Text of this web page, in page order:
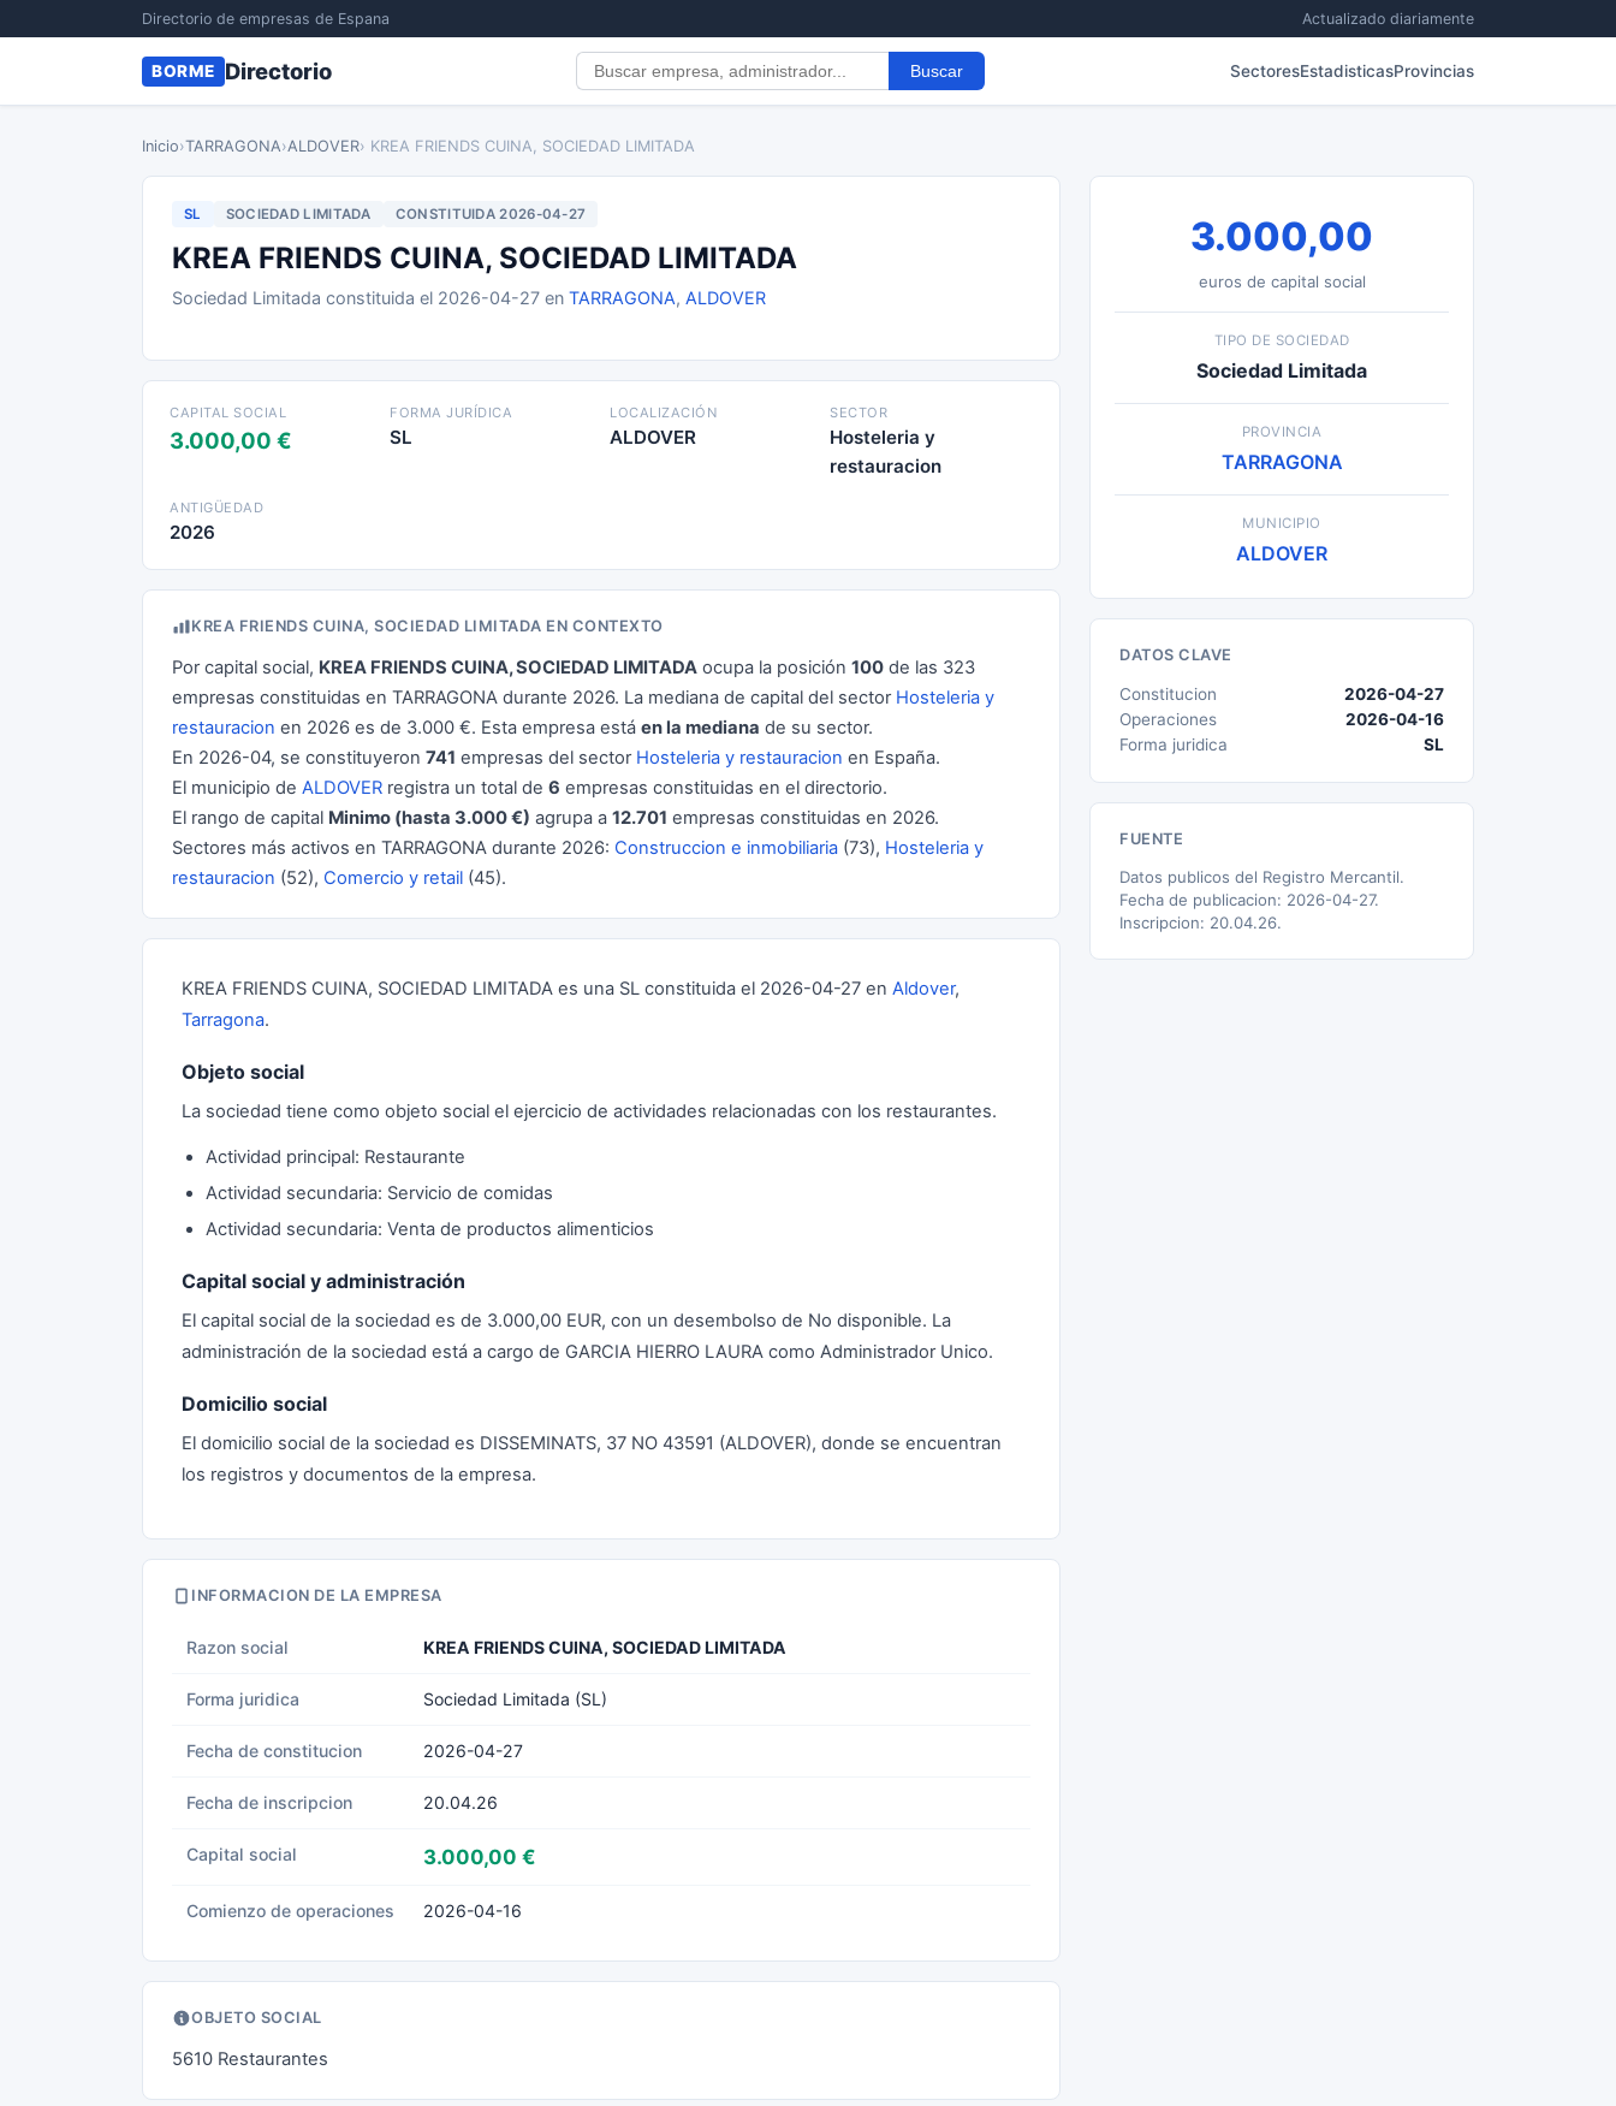
Directorio de empresas de Espana Actualizado diariamente
BORME Directorio Buscar SectoresEstadisticasProvincias
Inicio›TARRAGONA›ALDOVER› KREA FRIENDS CUINA, SOCIEDAD LIMITADA
SL SOCIEDAD LIMITADA CONSTITUIDA 2026-04-27
KREA FRIENDS CUINA, SOCIEDAD LIMITADA
Sociedad Limitada constituida el 2026-04-27 en TARRAGONA, ALDOVER
CAPITAL SOCIAL
3.000,00 €
FORMA JURÍDICA
SL
LOCALIZACIÓN
ALDOVER
SECTOR
Hosteleria y
restauracion
ANTIGÜEDAD
2026
KREA FRIENDS CUINA, SOCIEDAD LIMITADA EN CONTEXTO
Por capital social, KREA FRIENDS CUINA, SOCIEDAD LIMITADA ocupa la posición 100 de las 323
empresas constituidas en TARRAGONA durante 2026. La mediana de capital del sector Hosteleria y
restauracion en 2026 es de 3.000 €. Esta empresa está en la mediana de su sector.
En 2026-04, se constituyeron 741 empresas del sector Hosteleria y restauracion en España.
El municipio de ALDOVER registra un total de 6 empresas constituidas en el directorio.
El rango de capital Minimo (hasta 3.000 €) agrupa a 12.701 empresas constituidas en 2026.
Sectores más activos en TARRAGONA durante 2026: Construccion e inmobiliaria (73), Hosteleria y
restauracion (52), Comercio y retail (45).
KREA FRIENDS CUINA, SOCIEDAD LIMITADA es una SL constituida el 2026-04-27 en Aldover,
Tarragona.
Objeto social
La sociedad tiene como objeto social el ejercicio de actividades relacionadas con los restaurantes.
Actividad principal: Restaurante
Actividad secundaria: Servicio de comidas
Actividad secundaria: Venta de productos alimenticios
Capital social y administración
El capital social de la sociedad es de 3.000,00 EUR, con un desembolso de No disponible. La
administración de la sociedad está a cargo de GARCIA HIERRO LAURA como Administrador Unico.
Domicilio social
El domicilio social de la sociedad es DISSEMINATS, 37 NO 43591 (ALDOVER), donde se encuentran
los registros y documentos de la empresa.
INFORMACION DE LA EMPRESA
Razon social KREA FRIENDS CUINA, SOCIEDAD LIMITADA
Forma juridica Sociedad Limitada (SL)
Fecha de constitucion 2026-04-27
Fecha de inscripcion 20.04.26
Capital social 3.000,00 €
Comienzo de operaciones 2026-04-16
OBJETO SOCIAL
5610 Restaurantes
3.000,00
euros de capital social
TIPO DE SOCIEDAD
Sociedad Limitada
PROVINCIA
TARRAGONA
MUNICIPIO
ALDOVER
DATOS CLAVE
Constitucion
2026-04-27
Operaciones
2026-04-16
Forma juridica
SL
FUENTE
Datos publicos del Registro Mercantil.
Fecha de publicacion: 2026-04-27.
Inscripcion: 20.04.26.